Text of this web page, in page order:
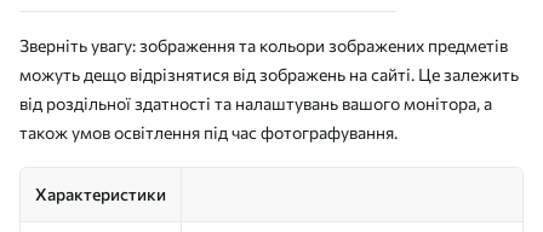
Зверніть увагу: зображення та кольори зображених предметів
можуть дещо відрізнятися від зображень на сайті. Це залежить
від роздільної здатності та налаштувань вашого монітора, а
також умов освітлення під час фотографування.
Характеристики